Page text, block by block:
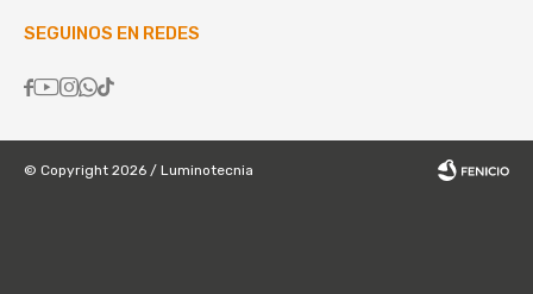
SEGUINOS EN REDES

© Copyright 2026 / Luminotecnia